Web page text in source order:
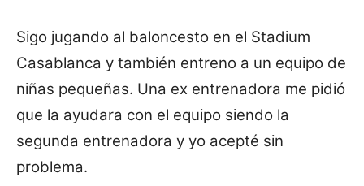
Sigo jugando al baloncesto en el Stadium
Casablanca y también entreno a un equipo de
niñas pequeñas. Una ex entrenadora me pidió
que la ayudara con el equipo siendo la
segunda entrenadora y yo acepté sin
problema.